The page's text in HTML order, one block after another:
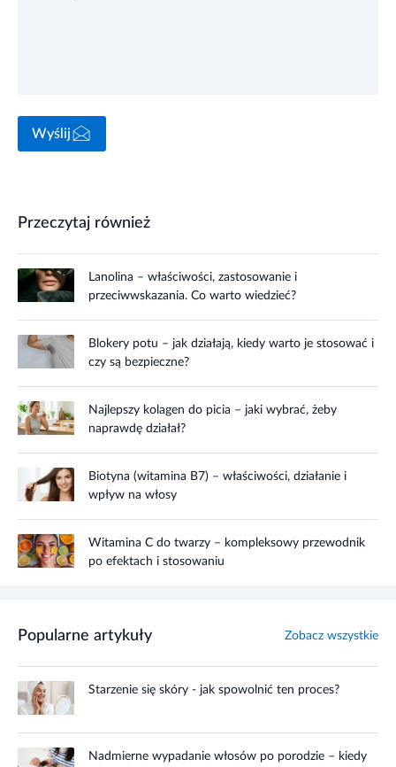
Wyślij
Przeczytaj również
Lanolina – właściwości, zastosowanie i
przeciwwskazania. Co warto wiedzieć?
Blokery potu – jak działają, kiedy warto je stosować i
czy są bezpieczne?
Najlepszy kolagen do picia – jaki wybrać, żeby
naprawdę działał?
Biotyna (witamina B7) – właściwości, działanie i
wpływ na włosy
Witamina C do twarzy – kompleksowy przewodnik
po efektach i stosowaniu
Popularne artykuły Zobacz wszystkie
Starzenie się skóry - jak spowolnić ten proces?
Nadmierne wypadanie włosów po porodzie – kiedy